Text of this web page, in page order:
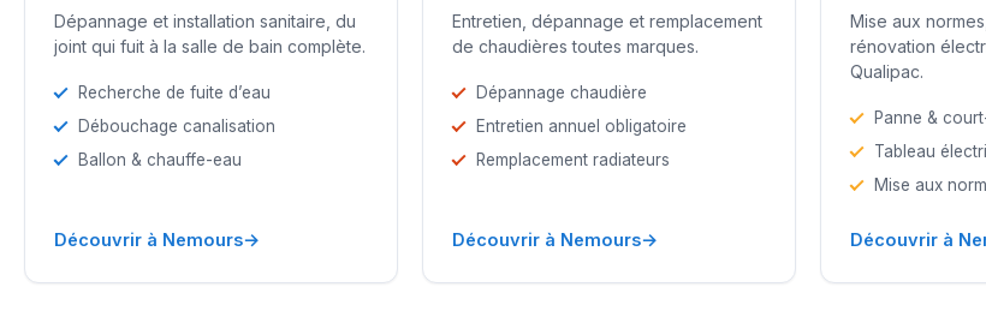
Dépannage et installation sanitaire, du
joint qui fuit à la salle de bain complète.
Recherche de fuite d’eau
Débouchage canalisation
Ballon & chauffe-eau
Découvrir à Nemours→
Entretien, dépannage et remplacement
de chaudières toutes marques.
Dépannage chaudière
Entretien annuel obligatoire
Remplacement radiateurs
Découvrir à Nemours→
Mise aux
rénovation
Qualipac.
Panne &
Tableau
Mise aux
Découvrir à